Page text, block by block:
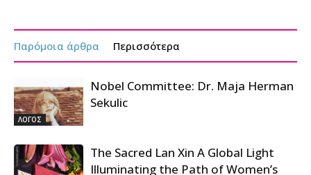
Παρόμοια άρθρα Περισσότερα
ΛΟΓΟΣ
Nobel Committee: Dr. Maja Herman
Sekulic
The Sacred Lan Xin A Global Light
Illuminating the Path of Women’s